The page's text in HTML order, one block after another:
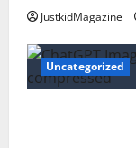
JustkidMagazine
Uncategorized